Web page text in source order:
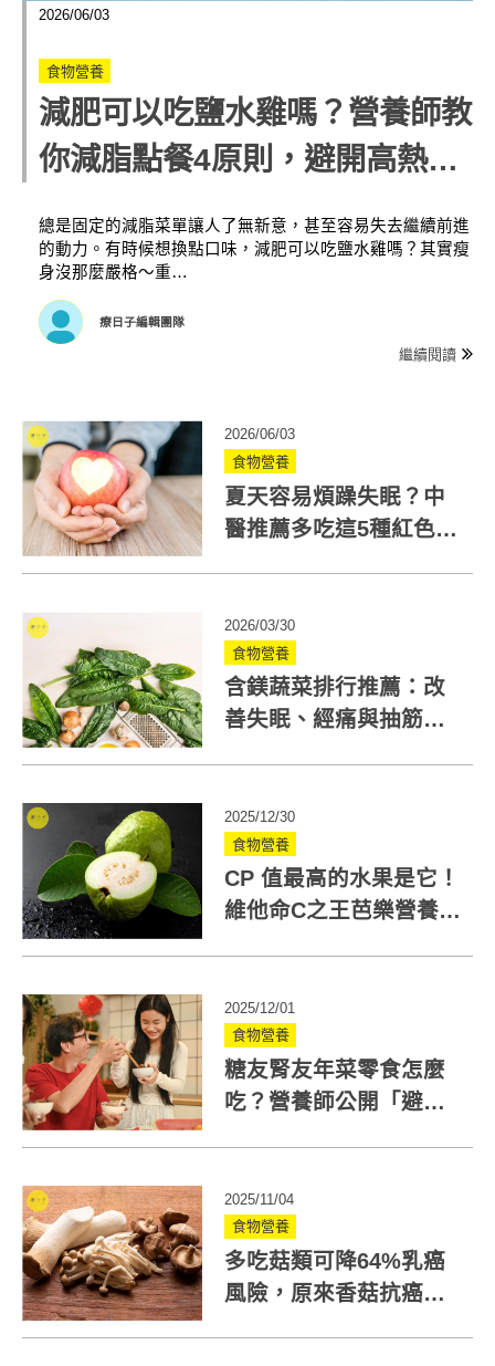
2026/06/03
食物營養
減肥可以吃鹽水雞嗎？營養師教
你減脂點餐4原則，避開高熱量
總是固定的減脂菜單讓人了無新意，甚至容易失去繼續前進
的動力。有時候想換點口味，減肥可以吃鹽水雞嗎？其實瘦
身沒那麼嚴格～重…
療日子編輯團隊
繼續閱讀
2026/06/03
食物營養
夏天容易煩躁失眠？中
醫推薦多吃這5種紅色食
2026/03/30
食物營養
含鎂蔬菜排行推薦：改
善失眠、經痛與抽筋，
2025/12/30
食物營養
CP 值最高的水果是它！
維他命C之王芭樂營養
2025/12/01
食物營養
糖友腎友年菜零食怎麼
吃？營養師公開「避雷
2025/11/04
食物營養
多吃菇類可降64%乳癌
風險，原來香菇抗癌、